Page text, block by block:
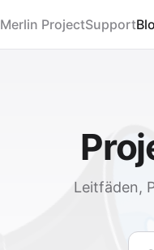
Merlin ProjectSupport
Leitfäden,